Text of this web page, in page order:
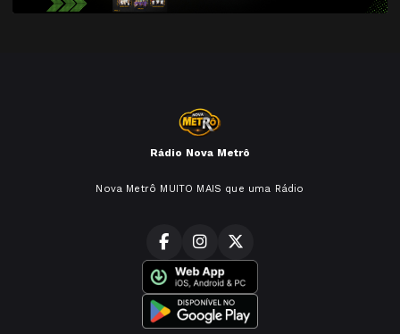
Rádio Nova Metrô
Nova Metrô MUITO MAIS que uma Rádio